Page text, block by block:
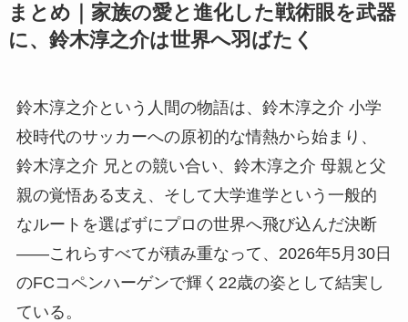
まとめ｜家族の愛と進化した戦術眼を武器
に、鈴木淳之介は世界へ羽ばたく
鈴木淳之介という人間の物語は、鈴木淳之介 小学
校時代のサッカーへの原初的な情熱から始まり、
鈴木淳之介 兄との競い合い、鈴木淳之介 母親と父
親の覚悟ある支え、そして大学進学という一般的
なルートを選ばずにプロの世界へ飛び込んだ決断
——これらすべてが積み重なって、2026年5月30日
のFCコペンハーゲンで輝く22歳の姿として結実し
ている。